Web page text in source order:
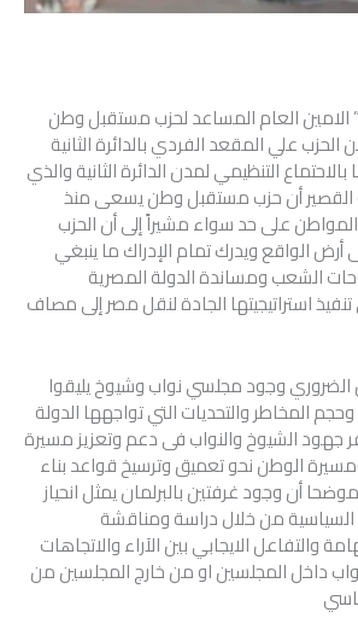
الامين العام المساعد لحزب مستقبل وطن
علي المقعد الفردي بالدائرة الثانية
التنظيمي لمدن الدائرة الثانية والذي
القصير أن حزب مستقبل وطن يسعى منذ
على حد سواء مشيراً إلى أن الحزب
الواقع ويدرك تمام الإدراك ما ينبغي
الشعب ومساندة الدولة المصرية
استراتيجيتها الجادة لنقل مصر إلى مصاف
وجود مجلسي نواب وشيوخ يليقوا
المخاطر والتحديات التي تواجهها الدولة
جهود الشيوخ والنواب فى دعم وتعزيز مسيرة
الوطن نحو تعميق وترسيخ قواعد بناء
موضحا أن وجود غرفتين بالبرلمان يمثل انحياز
من خلال دراسة ومناقشة
والتفاعل الايجابي بين الآراء والاتجاهات
داخل المجلسين او من خارج المجلسين من